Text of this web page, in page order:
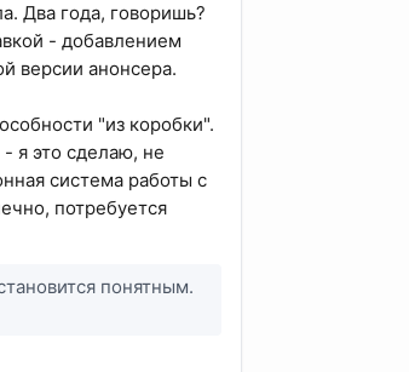
Два года, говоришь?
- добавлением
версии анонсера.
"из коробки".
я это сделаю, не
система работы с
потребуется
понятным.